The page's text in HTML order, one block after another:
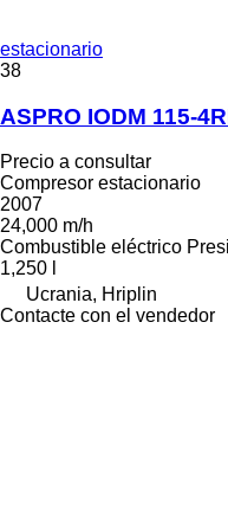
estacionario
38
ASPRO IODM 115-
Precio a consultar
Compresor estacionario
2007
24,000 m/h
Combustible eléctrico
1,250 l
Ucrania, Hriplin
Contacte con el vendedor